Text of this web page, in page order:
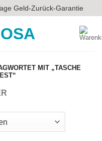
Geld-Zurück-Garantie
MIT „TASCHE